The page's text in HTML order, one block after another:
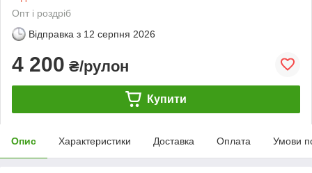
Опт і роздріб
Відправка з 12 серпня 2026
4 200 ₴/рулон
Купити
Опис Характеристики Доставка Оплата Умови